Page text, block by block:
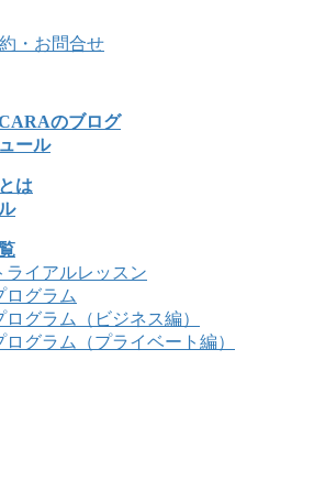
・お問合せ
のブログ
ール
は
ライアルレッスン
ログラム
グラム（ビジネス編）
ログラム（プライベート編）